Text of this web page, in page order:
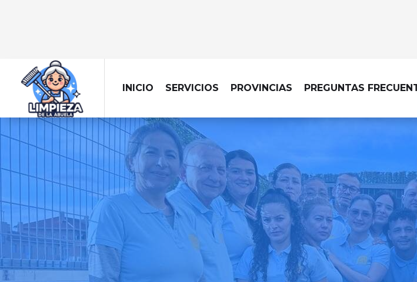
INICIO SERVICIOS PROVINCIAS PREGUNTAS
LIMPIEZA DE
Limpieza profesional para